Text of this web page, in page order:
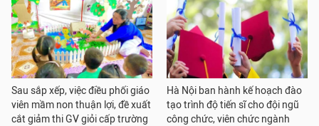
Sau sắp xếp, việc điều phối giáo
viên mầm non thuận lợi, đề xuất
cắt giảm thi GV giỏi cấp trường
Hà Nội ban hành kế hoạch đào
tạo trình độ tiến sĩ cho đội ngũ
công chức, viên chức ngành